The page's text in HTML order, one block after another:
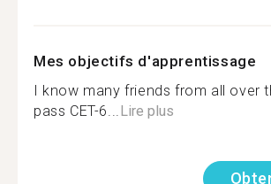
Mes objectifs d'apprentissage
I know many friends from all over
pass CET-6...Lire plus